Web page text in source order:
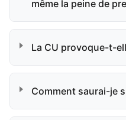
même la peine de
La CU provoque-t-
Comment saurai-je